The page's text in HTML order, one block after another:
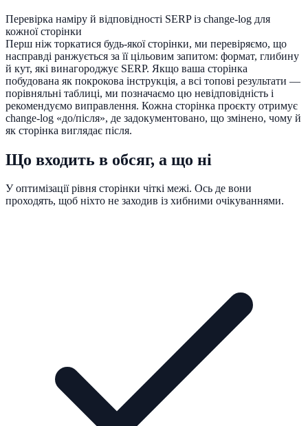
Перевірка наміру й відповідності SERP із change-log для
кожної сторінки
Перш ніж торкатися будь-якої сторінки, ми перевіряємо, що
насправді ранжується за її цільовим запитом: формат, глибину
й кут, які винагороджує SERP. Якщо ваша сторінка
побудована як покрокова інструкція, а всі топові результати —
порівняльні таблиці, ми позначаємо цю невідповідність і
рекомендуємо виправлення. Кожна сторінка проєкту отримує
change-log «до/після», де задокументовано, що змінено, чому й
як сторінка виглядає після.
Що входить в обсяг, а що ні
У оптимізації рівня сторінки чіткі межі. Ось де вони
проходять, щоб ніхто не заходив із хибними очікуваннями.